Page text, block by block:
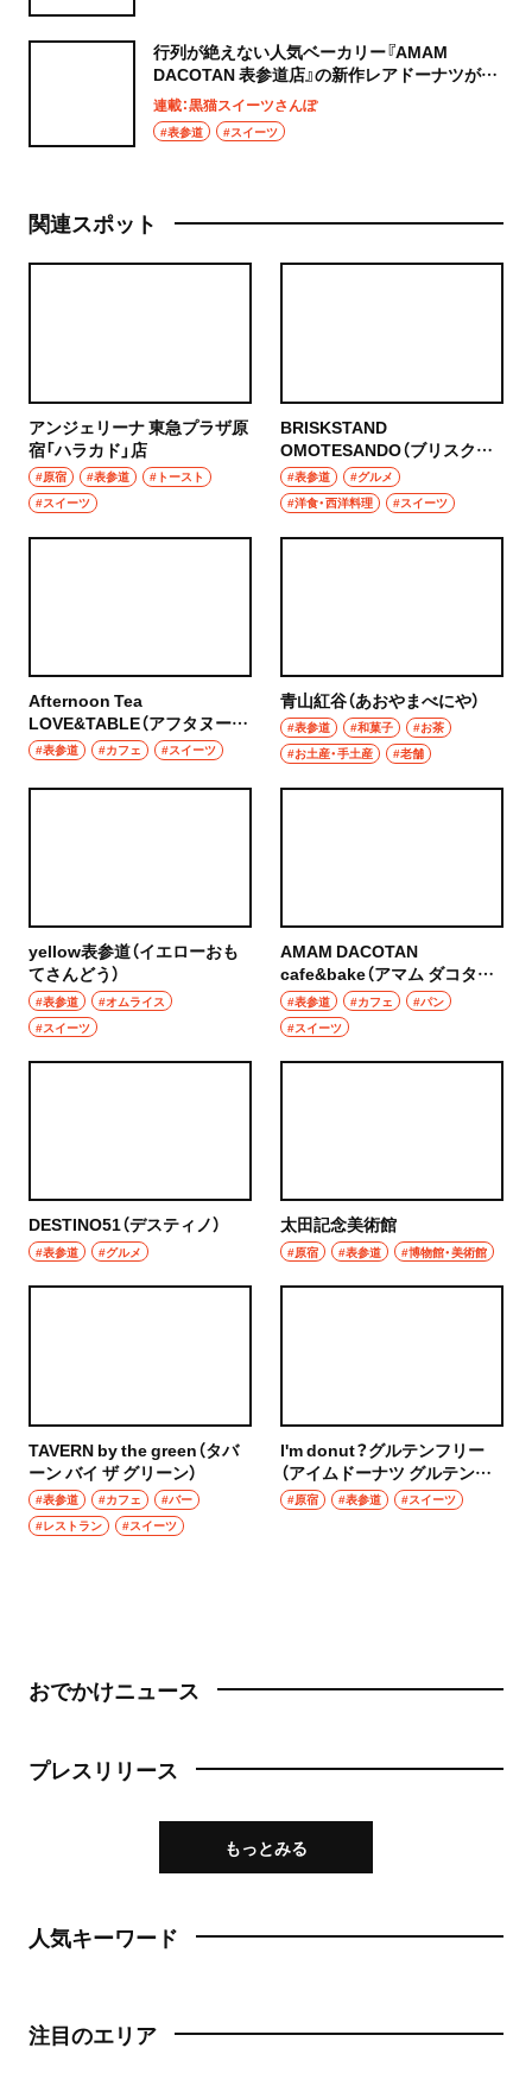
行列が絶えない人気ベーカリー『AMAM
DACOTAN 表参道店』の新作レアドーナツがウ
マい！〜黒猫スイーツ散歩 原宿表参道編21〜
連載：黒猫スイーツさんぽ
#表参道 #スイーツ
関連スポット
アンジェリーナ 東急プラザ原
宿「ハラカド」店
#原宿 #表参道
#トースト
#スイーツ
BRISKSTAND
OMOTESANDO（ブリスクス
タンド おもてさんどう）
#表参道
#グルメ
#洋食・西洋料理
#スイーツ
Afternoon Tea
LOVE&TABLE（アフタヌーン
ティー ラブアンドテーブル）
#表参道 #カフェ #スイーツ
青山紅谷（あおやまべにや）
#表参道 #和菓子
#お茶
#お土産・手土産
#老舗
yellow表参道（イエローおも
てさんどう）
#表参道
#オムライス
#スイーツ
AMAM DACOTAN
cafe&bake（アマム ダコタン
カフェ アンド ベイク）
#表参道 #カフェ
#パン
#スイーツ
DESTINO51（デスティノ）
#表参道 #グルメ
太田記念美術館
#原宿 #表参道 #博物館・美術館
TAVERN by the green（タバ
ーン バイ ザ グリーン）
#表参道 #カフェ
#バー
#レストラン
#スイーツ
I'm donut？グルテンフリー
（アイムドーナツ グルテンフ
リー）
#原宿 #表参道 #スイーツ
おでかけニュース
プレスリリース
もっとみる
人気キーワード
注目のエリア